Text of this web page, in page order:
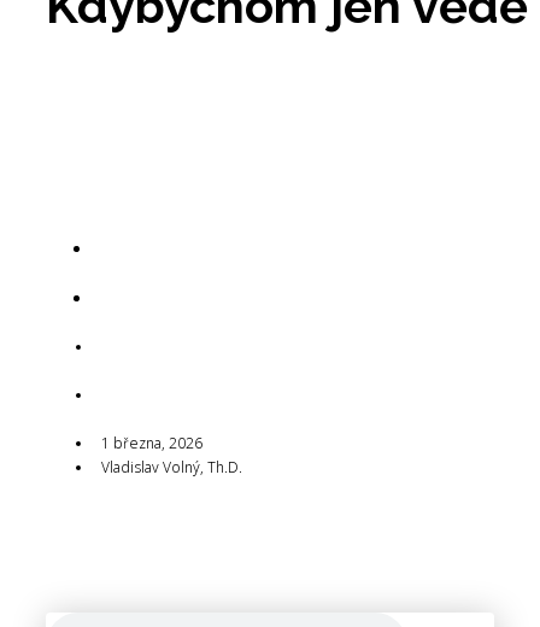
1 března, 2026
Vladislav Volný, Th.D.